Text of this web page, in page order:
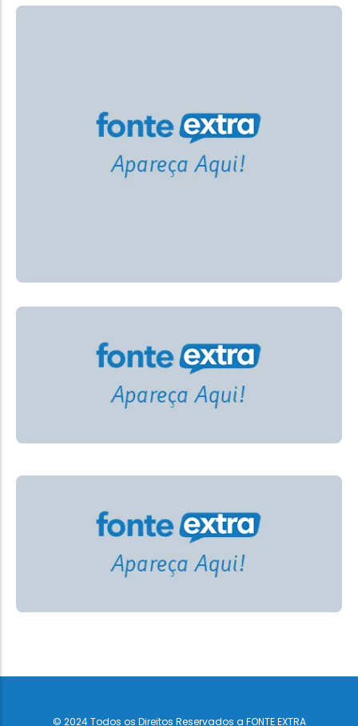
© 2024 Todos os Direitos Reservados a FONTE EXTRA